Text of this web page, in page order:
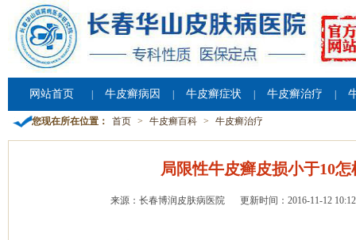
网站首页 牛皮癣病因 牛皮癣症状 牛皮癣治疗
您现在所在位置： 首页 > 牛皮癣百科 > 牛皮癣治疗
局限性牛皮癣皮损小于10怎
来源：长春博润皮肤病医院 更新时间：2016-11-12